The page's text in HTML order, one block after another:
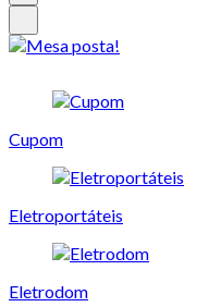
Cupom
Eletroportáteis
Eletrodom